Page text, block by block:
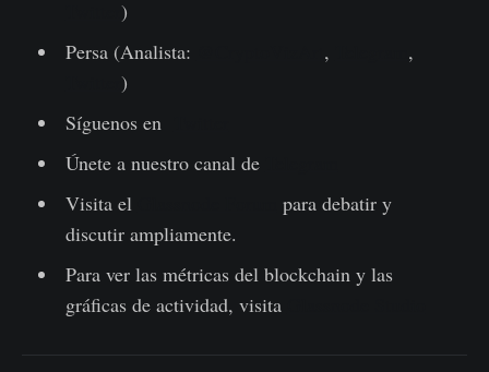
)
Persa (Analista:
,
,
)
Síguenos en
Únete a nuestro canal de
Visita el
para debatir y
discutir ampliamente.
Para ver las métricas del blockchain y las
gráficas de actividad, visita